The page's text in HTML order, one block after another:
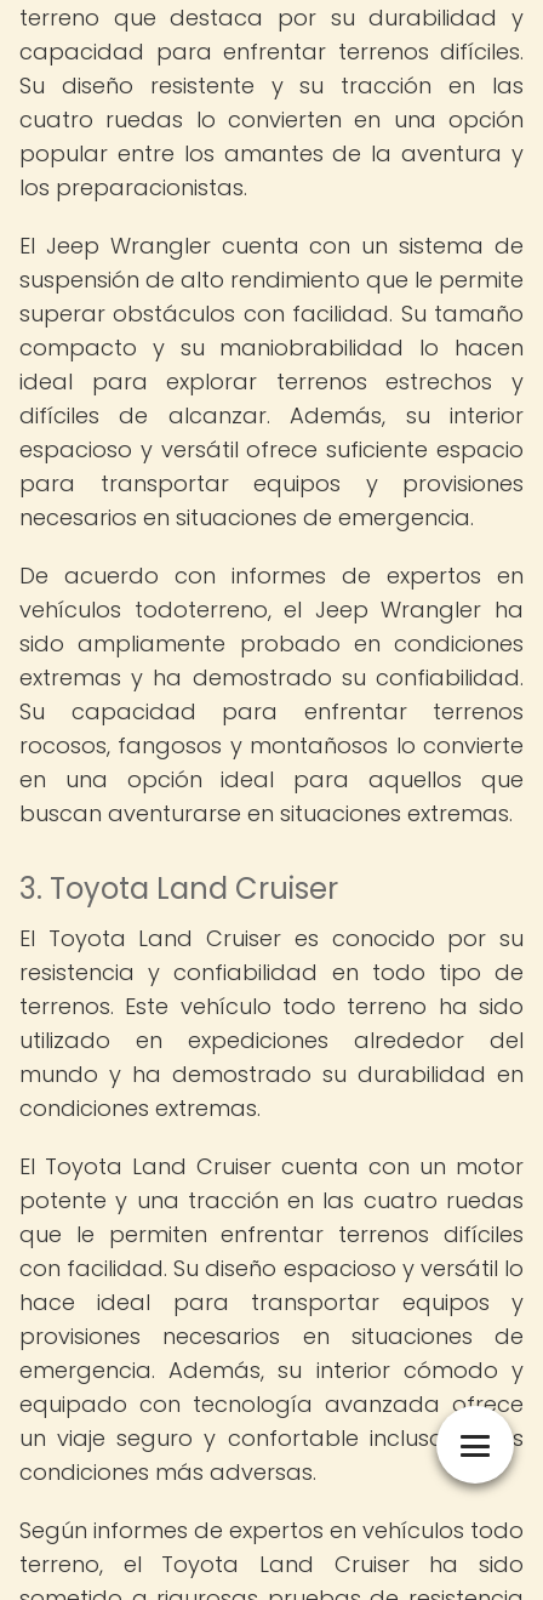
terreno que destaca por su durabilidad y
capacidad para enfrentar terrenos difíciles.
Su diseño resistente y su tracción en las
cuatro ruedas lo convierten en una opción
popular entre los amantes de la aventura y
los preparacionistas.
El Jeep Wrangler cuenta con un sistema de
suspensión de alto rendimiento que le permite
superar obstáculos con facilidad. Su tamaño
compacto y su maniobrabilidad lo hacen
ideal para explorar terrenos estrechos y
difíciles de alcanzar. Además, su interior
espacioso y versátil ofrece suficiente espacio
para transportar equipos y provisiones
necesarios en situaciones de emergencia.
De acuerdo con informes de expertos en
vehículos todoterreno, el Jeep Wrangler ha
sido ampliamente probado en condiciones
extremas y ha demostrado su confiabilidad.
Su capacidad para enfrentar terrenos
rocosos, fangosos y montañosos lo convierte
en una opción ideal para aquellos que
buscan aventurarse en situaciones extremas.
3. Toyota Land Cruiser
El Toyota Land Cruiser es conocido por su
resistencia y confiabilidad en todo tipo de
terrenos. Este vehículo todo terreno ha sido
utilizado en expediciones alrededor del
mundo y ha demostrado su durabilidad en
condiciones extremas.
El Toyota Land Cruiser cuenta con un motor
potente y una tracción en las cuatro ruedas
que le permiten enfrentar terrenos difíciles
con facilidad. Su diseño espacioso y versátil lo
hace ideal para transportar equipos y
provisiones necesarios en situaciones de
emergencia. Además, su interior cómodo y
equipado con tecnología avanzada ofrece
un viaje seguro y confortable incluso en las
condiciones más adversas.
Según informes de expertos en vehículos todo
terreno, el Toyota Land Cruiser ha sido